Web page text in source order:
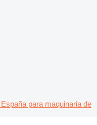
para maquinaria de